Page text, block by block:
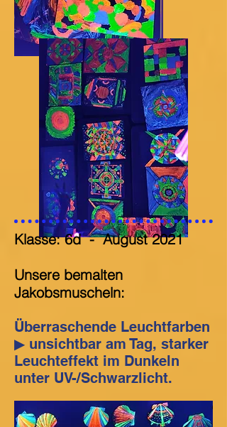
Klasse: 6d-August 2021
Unsere bemalten
Jakobsmuscheln:
Überraschende Leuchtfarben
▶ unsichtbar am Tag, starker
Leuchteffekt im Dunkeln
unter UV-/Schwarzlicht.